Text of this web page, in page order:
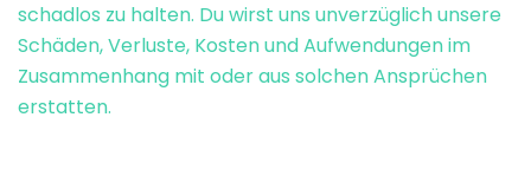
schadlos zu halten. Du wirst uns unverzüglich unsere
Schäden, Verluste, Kosten und Aufwendungen im
Zusammenhang mit oder aus solchen Ansprüchen
erstatten.